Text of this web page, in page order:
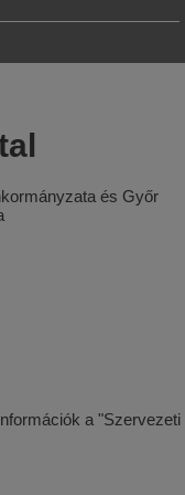
és Győr
a "Szervezeti